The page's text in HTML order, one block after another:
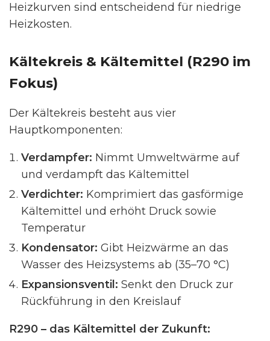
Heizkurven sind entscheidend für niedrige
Heizkosten.
Kältekreis & Kältemittel (R290 im
Fokus)
Der Kältekreis besteht aus vier
Hauptkomponenten:
Verdampfer: Nimmt Umweltwärme auf
und verdampft das Kältemittel
Verdichter: Komprimiert das gasförmige
Kältemittel und erhöht Druck sowie
Temperatur
Kondensator: Gibt Heizwärme an das
Wasser des Heizsystems ab (35–70 °C)
Expansionsventil: Senkt den Druck zur
Rückführung in den Kreislauf
R290 – das Kältemittel der Zukunft: